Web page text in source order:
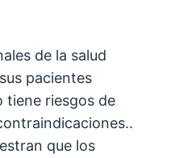
de la salud
pacientes
tiene riesgos de
que los